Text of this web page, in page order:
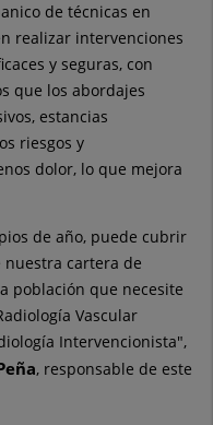
de técnicas en
realizar intervenciones
y seguras, con
que los abordajes
estancias
riesgos y
dolor, lo que mejora
de año, puede cubrir
cartera de
población que necesite
Vascular
Intervencionista",
, responsable de este